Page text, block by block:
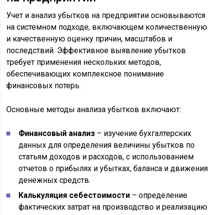
Учет и анализ убытков на предприятии основываются
на системном подходе, включающем количественную
и качественную оценку причин, масштабов и
последствий. Эффективное выявление убытков
требует применения нескольких методов,
обеспечивающих комплексное понимание
финансовых потерь.
Основные методы анализа убытков включают:
Финансовый анализ – изучение бухгалтерских
данных для определения величины убытков по
статьям доходов и расходов, с использованием
отчетов о прибылях и убытках, баланса и движения
денежных средств.
Калькуляция себестоимости – определение
фактических затрат на производство и реализацию